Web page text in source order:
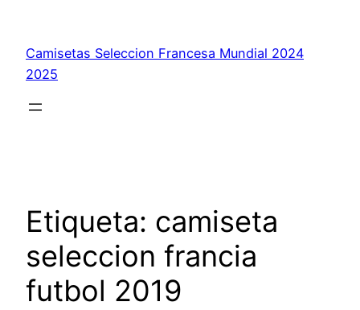
contenido
Camisetas Seleccion Francesa Mundial 2024
2025
Etiqueta: camiseta
seleccion francia
futbol 2019